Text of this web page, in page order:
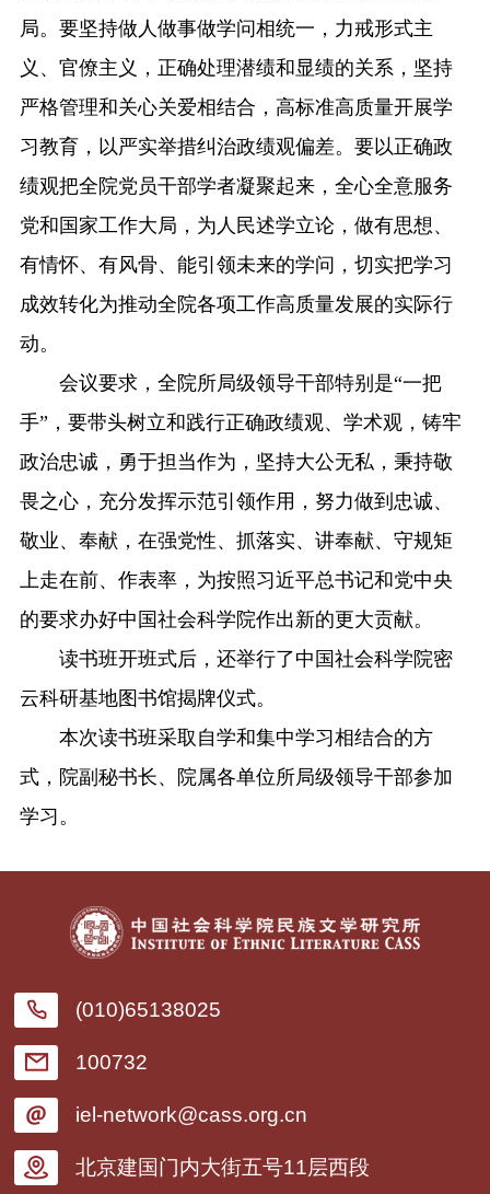
局。要坚持做人做事做学问相统一，力戒形式主
义、官僚主义，正确处理潜绩和显绩的关系，坚持
严格管理和关心关爱相结合，高标准高质量开展学
习教育，以严实举措纠治政绩观偏差。要以正确政
绩观把全院党员干部学者凝聚起来，全心全意服务
党和国家工作大局，为人民述学立论，做有思想、
有情怀、有风骨、能引领未来的学问，切实把学习
成效转化为推动全院各项工作高质量发展的实际行
动。
会议要求，全院所局级领导干部特别是“一把
手”，要带头树立和践行正确政绩观、学术观，铸牢
政治忠诚，勇于担当作为，坚持大公无私，秉持敬
畏之心，充分发挥示范引领作用，努力做到忠诚、
敬业、奉献，在强党性、抓落实、讲奉献、守规矩
上走在前、作表率，为按照习近平总书记和党中央
的要求办好中国社会科学院作出新的更大贡献。
读书班开班式后，还举行了中国社会科学院密
云科研基地图书馆揭牌仪式。
本次读书班采取自学和集中学习相结合的方
式，院副秘书长、院属各单位所局级领导干部参加
学习。
(010)65138025
100732
iel-network@cass.org.cn
北京建国门内大街五号11层西段